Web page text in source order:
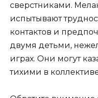
сверстниками.
испытывают
контактов и
двумя детьми,
играх. Они могут
тихими в